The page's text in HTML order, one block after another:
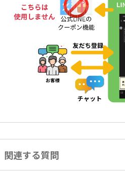
関連する質問